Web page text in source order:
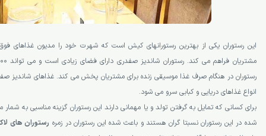
این رستوران یکی از بهترین رستورانهای کیش است که شهرت خود را مدیون غذاهای
رستوران در هنگام صرف غذا موسیقی زنده برای مشتریان پخش می کند. غذاهای شاندیز
انواع غذاهای دریایی و کبابی سرو می شود.
برای کسانی که تمایل به گرفتن تولد و یا مهمانی دارند این رستوران گزینه مناسبی به
شده در این رستوران نسبتا گران هستند و باعث شده این رستوران در زمره رستوران های